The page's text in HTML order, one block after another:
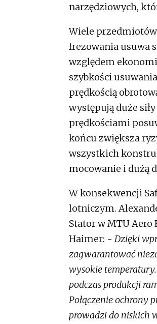
narzędziowych,
Wiele
frezowania usuwa
względem
szybkości
prędkością
występują duże
prędkościami
końcu zwiększa
wszystkich
mocowanie i dużą
W konsekwencji
lotniczym.
Stator w MTU
Haimer: - Dzięki
zagwarantować
wysokie
podczas produkcji
Połączenie ochrony
prowadzi do niskich